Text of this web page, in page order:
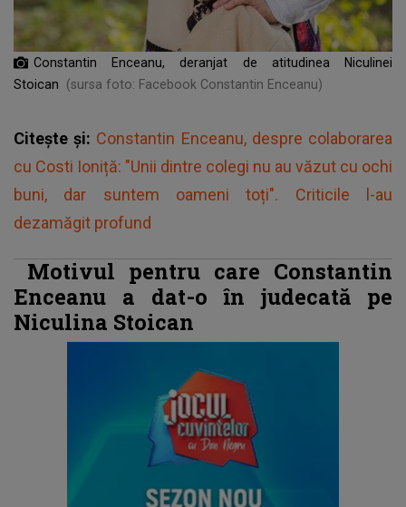
Constantin Enceanu, deranjat de atitudinea Niculinei
Stoican
(sursa foto: Facebook Constantin Enceanu)
Citește și: Constantin Enceanu, despre colaborarea
cu Costi Ioniță: "Unii dintre colegi nu au văzut cu ochi
buni, dar suntem oameni toți". Criticile l-au
dezamăgit profund
Motivul pentru care Constantin
Enceanu a dat-o în judecată pe
Niculina Stoican